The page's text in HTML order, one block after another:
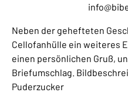
Neben der gehefteten
Cellofanhülle ein weiteres
einen persönlichen Gruß,
Briefumschlag.
Puderzucker